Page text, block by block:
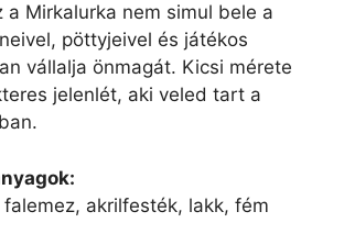
a Mirkalurka nem simul bele a
pöttyjeivel és játékos
vállalja önmagát. Kicsi mérete
jelenlét, aki veled tart a
akrilfesték, lakk, fém